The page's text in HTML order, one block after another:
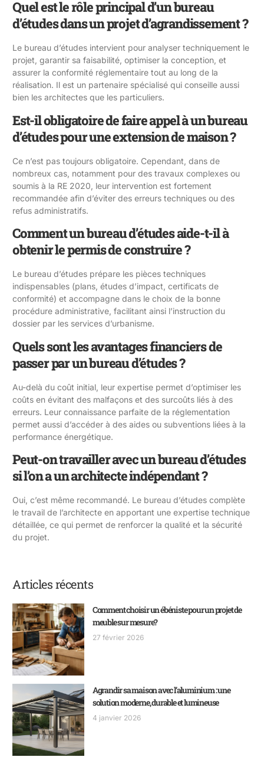
Quel est le rôle principal d’un bureau
d’études dans un projet d’agrandissement ?
Le bureau d’études intervient pour analyser techniquement le
projet, garantir sa faisabilité, optimiser la conception, et
assurer la conformité réglementaire tout au long de la
réalisation. Il est un partenaire spécialisé qui conseille aussi
bien les architectes que les particuliers.
Est-il obligatoire de faire appel à un bureau
d’études pour une extension de maison ?
Ce n’est pas toujours obligatoire. Cependant, dans de
nombreux cas, notamment pour des travaux complexes ou
soumis à la RE 2020, leur intervention est fortement
recommandée afin d’éviter des erreurs techniques ou des
refus administratifs.
Comment un bureau d’études aide-t-il à
obtenir le permis de construire ?
Le bureau d’études prépare les pièces techniques
indispensables (plans, études d’impact, certificats de
conformité) et accompagne dans le choix de la bonne
procédure administrative, facilitant ainsi l’instruction du
dossier par les services d’urbanisme.
Quels sont les avantages financiers de
passer par un bureau d’études ?
Au-delà du coût initial, leur expertise permet d’optimiser les
coûts en évitant des malfaçons et des surcoûts liés à des
erreurs. Leur connaissance parfaite de la réglementation
permet aussi d’accéder à des aides ou subventions liées à la
performance énergétique.
Peut-on travailler avec un bureau d’études
si l’on a un architecte indépendant ?
Oui, c’est même recommandé. Le bureau d’études complète
le travail de l’architecte en apportant une expertise technique
détaillée, ce qui permet de renforcer la qualité et la sécurité
du projet.
Articles récents
Comment choisir un ébéniste pour un projet de
meuble sur mesure?
27 février 2026
Agrandir sa maison avec l’aluminium : une
solution moderne, durable et lumineuse
4 janvier 2026